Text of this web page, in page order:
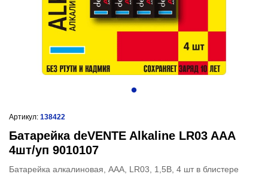
Артикул: 138422
Батарейка deVENTE Alkaline LR03 AAA
4шт/уп 9010107
Батарейка алкалиновая, AAA, LR03, 1,5В, 4 шт в блистере